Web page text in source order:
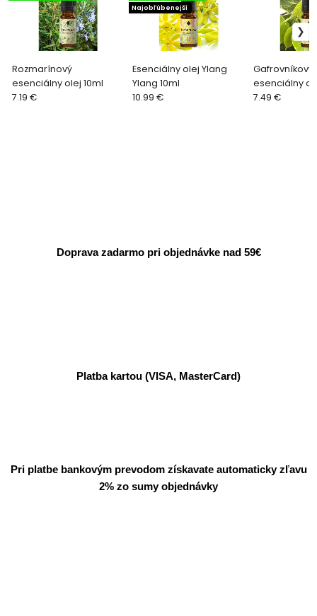
Rozmarínový
esenciálny olej 10ml
7.19 €
Esenciálny olej Ylang
Ylang 10ml
Najobľúbenejší
10.99 €
Gafrovníkový
esenciálny
7.49 €
Doprava zadarmo pri objednávke nad 59€
Platba kartou (VISA, MasterCard)
Pri platbe bankovým prevodom získavate automaticky zľavu
2% zo sumy objednávky